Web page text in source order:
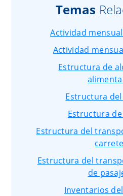
Temas
Actividad
Actividad
Estructura de
Estructura
Estructura
Estructura del
Estructura del
de
Inventarios